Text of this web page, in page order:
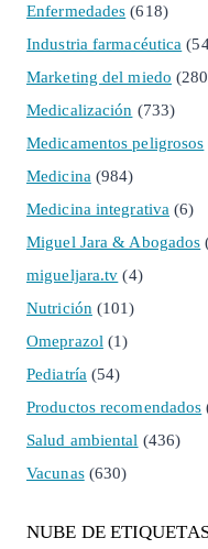
Enfermedades (618)
Industria farmacéutica
Marketing del miedo
Medicalización (733)
Medicamentos peligrosos
Medicina (984)
Medicina integrativa (6)
Miguel Jara & Abogados
migueljara.tv (4)
Nutrición (101)
Omeprazol (1)
Pediatría (54)
Productos recomendados
Salud ambiental (436)
Vacunas(630)
NUBE DE